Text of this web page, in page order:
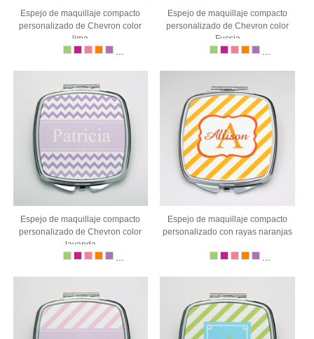
Espejo de maquillaje compacto
personalizado de Chevron color
lima
...
Espejo de maquillaje compacto
personalizado de Chevron color
Fucsia
...
Espejo de maquillaje compacto
personalizado de Chevron color
lavanda
Espejo de maquillaje compacto
personalizado con rayas naranjas